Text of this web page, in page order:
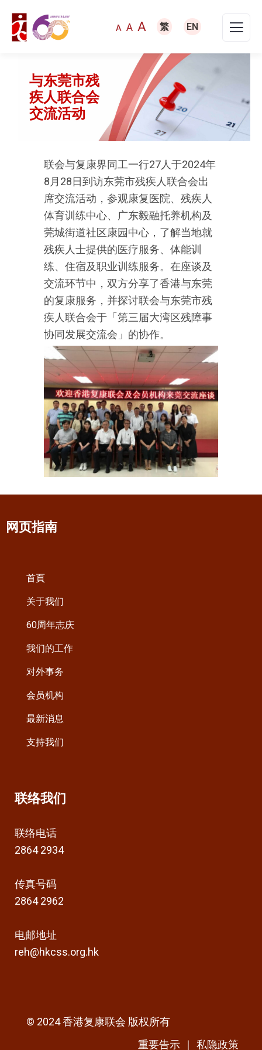
A A A 繁 EN
与东莞市残
疾人联合会
交流活动
联会与复康界同工一行27人于2024年
8月28日到访东莞市残疾人联合会出
席交流活动，参观康复医院、残疾人
体育训练中心、广东毅融托养机构及
莞城街道社区康园中心，了解当地就
残疾人士提供的医疗服务、体能训
练、住宿及职业训练服务。在座谈及
交流环节中，双方分享了香港与东莞
的复康服务，并探讨联会与东莞市残
疾人联合会于「第三届大湾区残障事
协同发展交流会」的协作。
网页指南
首頁
关于我们
60周年志庆
我们的工作
对外事务
会员机构
最新消息
支持我们
联络我们
联络电话
2864 2934
传真号码
2864 2962
电邮地址
reh@hkcss.org.hk
© 2024 香港复康联会 版权所有
重要告示 ｜ 私隐政策